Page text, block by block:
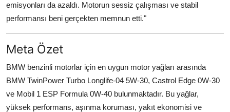
emisyonları da azaldı. Motorun sessiz çalışması ve stabil
performansı beni gerçekten memnun etti."
Meta Özet
BMW benzinli motorlar için en uygun motor yağları arasında
BMW TwinPower Turbo Longlife-04 5W-30, Castrol Edge 0W-30
ve Mobil 1 ESP Formula 0W-40 bulunmaktadır. Bu yağlar,
yüksek performans, aşınma koruması, yakıt ekonomisi ve